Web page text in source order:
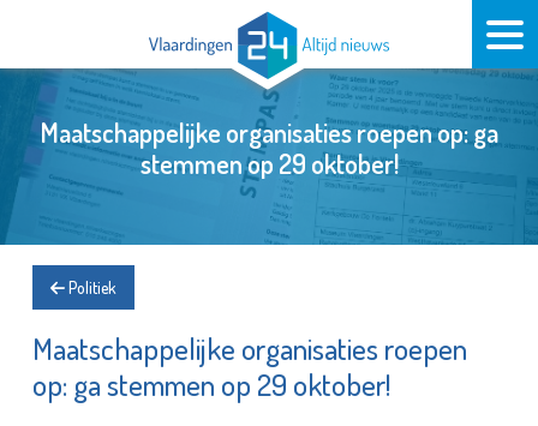
Maatschappelijke organisaties roepen op: ga
stemmen op 29 oktober!
Politiek
Maatschappelijke organisaties roepen
op: ga stemmen op 29 oktober!